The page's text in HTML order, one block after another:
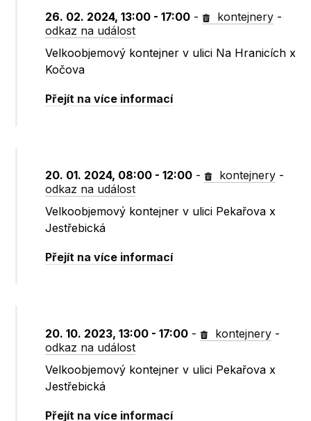
26. 02. 2024, 13:00 - 17:00 - kontejnery -
odkaz na událost
Velkoobjemový kontejner v ulici Na Hranicích x
Kočova
Přejít na více informací
20. 01. 2024, 08:00 - 12:00 - kontejnery -
odkaz na událost
Velkoobjemový kontejner v ulici Pekařova x
Jestřebická
Přejít na více informací
20. 10. 2023, 13:00 - 17:00 - kontejnery -
odkaz na událost
Velkoobjemový kontejner v ulici Pekařova x
Jestřebická
Přejít na více informací